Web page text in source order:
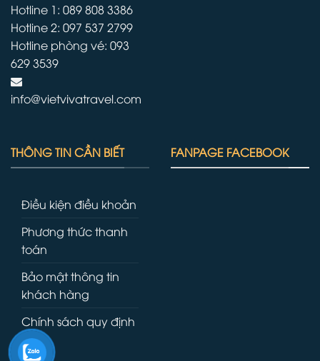
Hotline 1: 089 808 3386
Hotline 2: 097 537 2799
Hotline phòng vé: 093
629 3539
info@vietvivatravel.com
THÔNG TIN CẦN BIẾT
Điều kiện điều khoản
Phương thức thanh
toán
Bảo mật thông tin
khách hàng
Chính sách quy định
FANPAGE FACEBOOK